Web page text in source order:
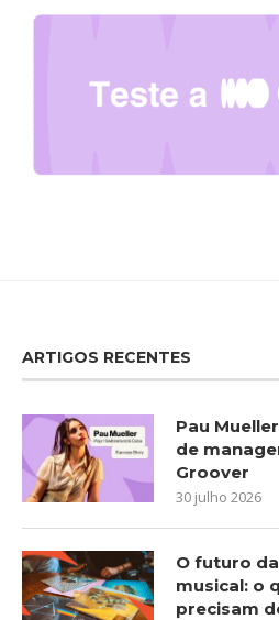
ARTIGOS RECENTES
Pau
de
Groover
30 julho 2026
O futuro
musical: o
precisam